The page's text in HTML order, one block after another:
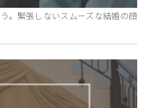
。緊張しないスムーズな結婚の顔